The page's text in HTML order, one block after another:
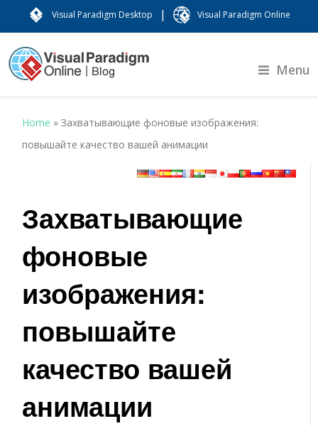
Visual Paradigm Desktop | Visual Paradigm Online
Menu
Home »Захватывающие фоновые изображения:
повышайте качество вашей анимации
Захватывающие
фоновые
изображения:
повышайте
качество вашей
анимации